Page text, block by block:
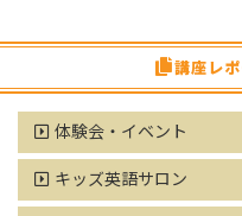
講座レ
体験会・イベント
キッズ英語サロン